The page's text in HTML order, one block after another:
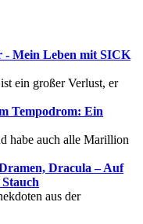
- Mein Leben mit SICK
ein großer Verlust, er
Tempodrom: Ein
habe auch alle Marillion
Dracula – Auf
aus der